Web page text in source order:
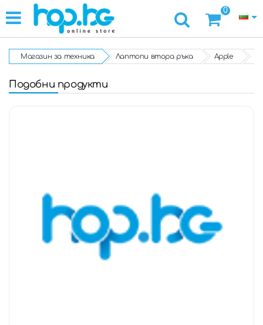
0
Магазин за техника Лаптопи втора ръка Apple
Подобни продукти